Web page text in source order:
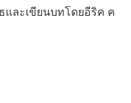
และเขียนบทโดยอีริค ค